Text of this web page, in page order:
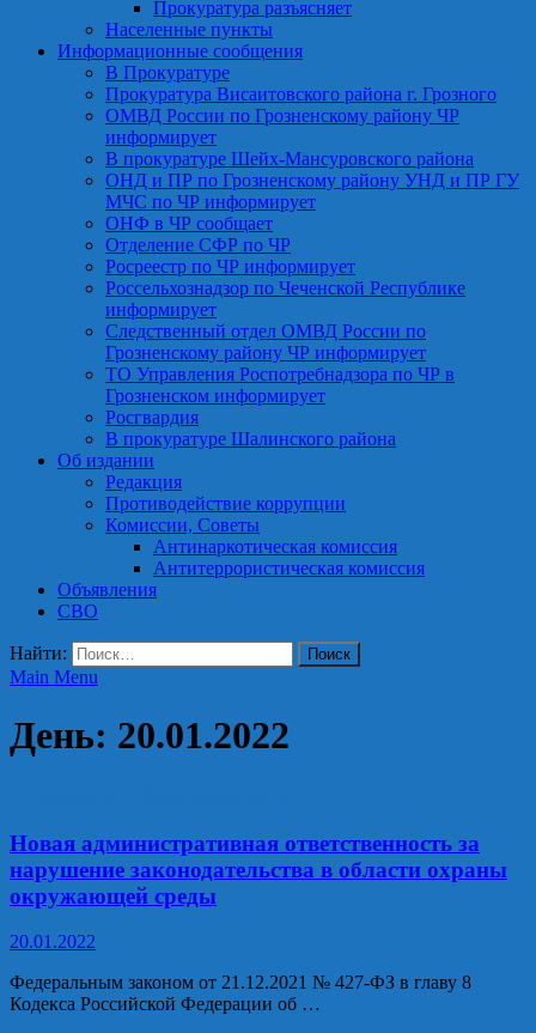
Прокуратура разъясняет
Населенные пункты
Информационные сообщения
В Прокуратуре
Прокуратура Висаитовского района г. Грозного
ОМВД России по Грозненскому району ЧР
информирует
В прокуратуре Шейх-Мансуровского района
ОНД и ПР по Грозненскому району УНД и ПР ГУ
МЧС по ЧР информирует
ОНФ в ЧР сообщает
Отделение СФР по ЧР
Росреестр по ЧР информирует
Россельхознадзор по Чеченской Республике
информирует
Следственный отдел ОМВД России по
Грозненскому району ЧР информирует
ТО Управления Роспотребнадзора по ЧР в
Грозненском информирует
Росгвардия
В прокуратуре Шалинского района
Об издании
Редакция
Противодействие коррупции
Комиссии, Советы
Антинаркотическая комиссия
Антитеррористическая комиссия
Объявления
СВО
Найти:
Main Menu
День: 20.01.2022
Новая административная ответственность за
нарушение законодательства в области охраны
окружающей среды
20.01.2022
Федеральным законом от 21.12.2021 № 427-ФЗ в главу 8
Кодекса Российской Федерации об …